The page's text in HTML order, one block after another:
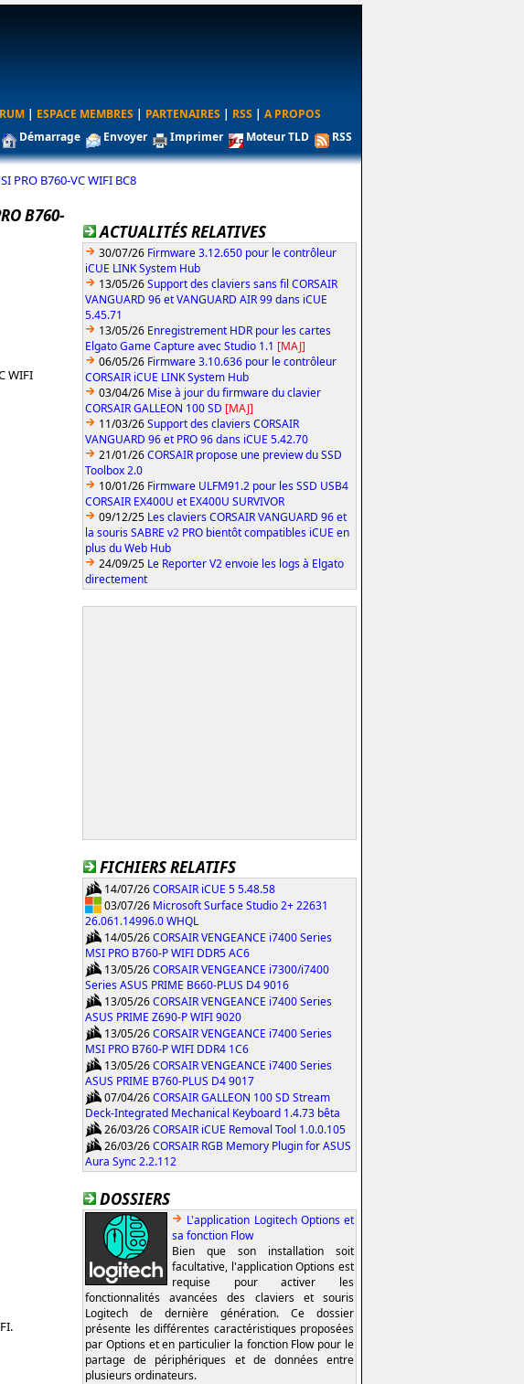
| ESPACE MEMBRES | PARTENAIRES | RSS | A PROPOS
Démarrage Envoyer Imprimer Moteur TLD RSS
PRO B760-VC WIFI BC8
B760-
WIFI
ACTUALITÉS RELATIVES
30/07/26 Firmware 3.12.650 pour le contrôleur
iCUE LINK System Hub
13/05/26Support des claviers sans fil CORSAIR
VANGUARD 96 et VANGUARD AIR 99 dans iCUE
5.45.71
13/05/26 Enregistrement HDR pour les cartes
Elgato Game Capture avec Studio 1.1 [MAJ]
06/05/26 Firmware 3.10.636 pour le contrôleur
CORSAIR iCUE LINK System Hub
03/04/26 Mise à jour du firmware du clavier
CORSAIR GALLEON 100 SD [MAJ]
11/03/26Support des claviers CORSAIR
VANGUARD 96 et PRO 96 dans iCUE 5.42.70
21/01/26CORSAIR propose une preview du SSD
Toolbox 2.0
10/01/26 Firmware ULFM91.2 pour les SSD USB4
CORSAIR EX400U et EX400U SURVIVOR
09/12/25 Les claviers CORSAIR VANGUARD 96 et
la souris SABRE v2 PRO bientôt compatibles iCUE en
plus du Web Hub
24/09/25 Le Reporter V2 envoie les logs à Elgato
directement
FICHIERS RELATIFS
14/07/26CORSAIR iCUE 5 5.48.58
03/07/26 Microsoft Surface Studio 2+ 22631
26.061.14996.0 WHQL
14/05/26CORSAIR VENGEANCE i7400 Series
MSI PRO B760-P WIFI DDR5 AC6
13/05/26CORSAIR VENGEANCE i7300/i7400
Series ASUS PRIME B660-PLUS D4 9016
13/05/26CORSAIR VENGEANCE i7400 Series
ASUS PRIME Z690-P WIFI 9020
13/05/26CORSAIR VENGEANCE i7400 Series
MSI PRO B760-P WIFI DDR4 1C6
13/05/26CORSAIR VENGEANCE i7400 Series
ASUS PRIME B760-PLUS D4 9017
07/04/26CORSAIR GALLEON 100 SD Stream
Deck-Integrated Mechanical Keyboard 1.4.73 bêta
26/03/26CORSAIR iCUE Removal Tool 1.0.0.105
26/03/26CORSAIR RGB Memory Plugin for ASUS
Aura Sync 2.2.112
DOSSIERS
L'application Logitech Options et
sa fonction Flow
Bien que son installation soit
facultative, l'application Options est
requise pour activer les
fonctionnalités avancées des claviers et souris
Logitech de dernière génération. Ce dossier
présente les différentes caractéristiques proposées
par Options et en particulier la fonction Flow pour le
partage de périphériques et de données entre
plusieurs ordinateurs.